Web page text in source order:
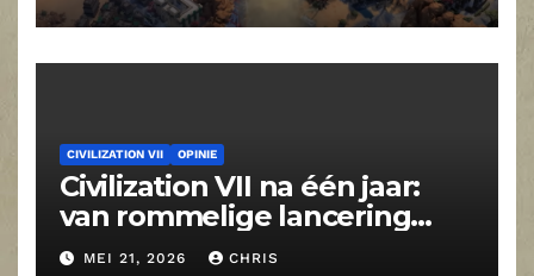
CIVILIZATION VII OPINIE
Civilization VII na één jaar:
van rommelige lancering
naar volwassen strategiespel
MEI 21, 2026 CHRIS